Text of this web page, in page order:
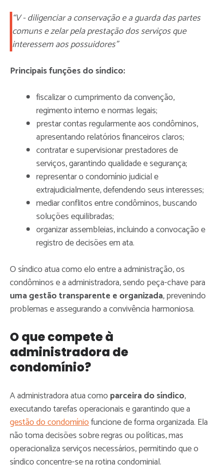
“V - diligenciar a conservação e a guarda das partes
comuns e zelar pela prestação dos serviços que
interessem aos possuidores”
Principais funções do síndico:
fiscalizar o cumprimento da convenção,
regimento interno e normas legais;
prestar contas regularmente aos condôminos,
apresentando relatórios financeiros claros;
contratar e supervisionar prestadores de
serviços, garantindo qualidade e segurança;
representar o condomínio judicial e
extrajudicialmente, defendendo seus interesses;
mediar conflitos entre condôminos, buscando
soluções equilibradas;
organizar assembleias, incluindo a convocação e
registro de decisões em ata.
O síndico atua como elo entre a administração, os
condôminos e a administradora, sendo peça-chave para
uma gestão transparente e organizada, prevenindo
problemas e assegurando a convivência harmoniosa.
O que compete à
administradora de
condomínio?
A administradora atua como parceira do síndico,
executando tarefas operacionais e garantindo que a
gestão do condomíniofuncione de forma organizada. Ela
não toma decisões sobre regras ou políticas, mas
operacionaliza serviços necessários, permitindo que o
síndico concentre-se na rotina condominial.